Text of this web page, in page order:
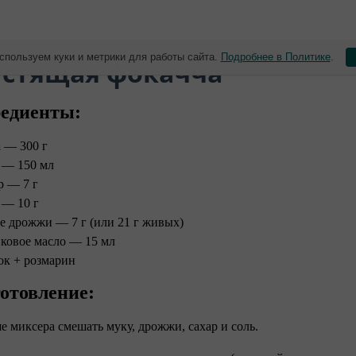
фокачча
— 300 г
— 150 мл
— 7 г
— 10 г
дрожжи — 7 г (или 21 г живых)
масло — 15 мл
+ розмарин
миксера смешать муку, дрожжи, сахар и соль.
куки и метрики для работы сайта. Подробнее в Политике.